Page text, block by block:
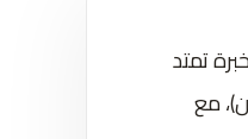
تمتد
مع